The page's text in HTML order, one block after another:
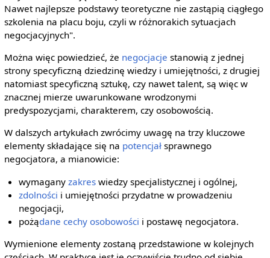
Nawet najlepsze podstawy teoretyczne nie zastąpią ciągłego
szkolenia na placu boju, czyli w różnorakich sytuacjach
negocjacyjnych".
Można więc powiedzieć, że negocjacje stanowią z jednej
strony specyficzną dziedzinę wiedzy i umiejętności, z drugiej
natomiast specyficzną sztukę, czy nawet talent, są więc w
znacznej mierze uwarunkowane wrodzonymi
predyspozycjami, charakterem, czy osobowością.
W dalszych artykułach zwrócimy uwagę na trzy kluczowe
elementy składające się na potencjałsprawnego
negocjatora, a mianowicie:
wymaganyzakres wiedzy specjalistycznej i ogólnej,
zdolności i umiejętności przydatne w prowadzeniu
negocjacji,
pożądane cechy osobowości i postawę negocjatora.
Wymienione elementy zostaną przedstawione w kolejnych